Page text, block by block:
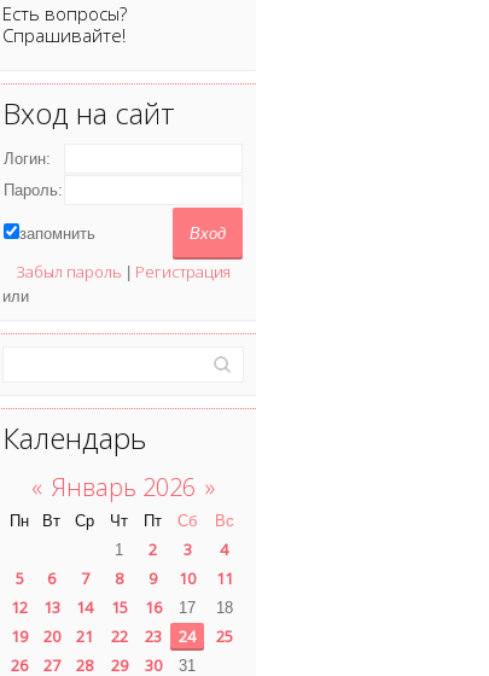
Есть вопросы?
Спрашивайте!
Вход на сайт
Логин:
Пароль:
запомнить
Забыл пароль Регистрация
или
Календарь
« Январь 2026 »
Пн Вт Ср Чт Пт Сб
Вс
1
2 3
4
5
6 7 8 9 10
11
12
13 14 15 16 17 18
19 20 21 22 23 24
25
26
27 28 29 30 31